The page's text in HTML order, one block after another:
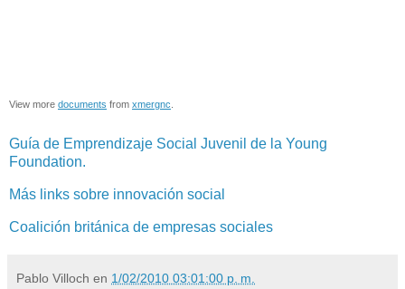
View more documents from xmergnc
Guía de Emprendizaje Social Juvenil de la Young
Foundation.
Más links sobre innovación social
Coalición británica de empresas sociales
Pablo Villoch en 1/02/2010 03:01:00 p. m.